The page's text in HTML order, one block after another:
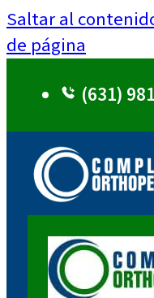
Saltar al
de página
(631)